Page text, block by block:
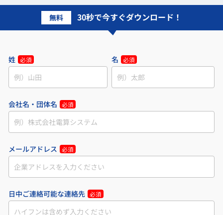
無料 30秒で今すぐダウンロード！
姓 必須 名 必須
会社名・団体名 必須
メールアドレス 必須
日中ご連絡可能な連絡先 必須